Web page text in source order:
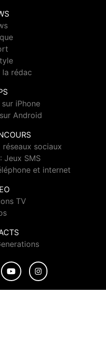
rédac
iPhone
Android
réseaux sociaux
Jeux SMS
et internet
TV